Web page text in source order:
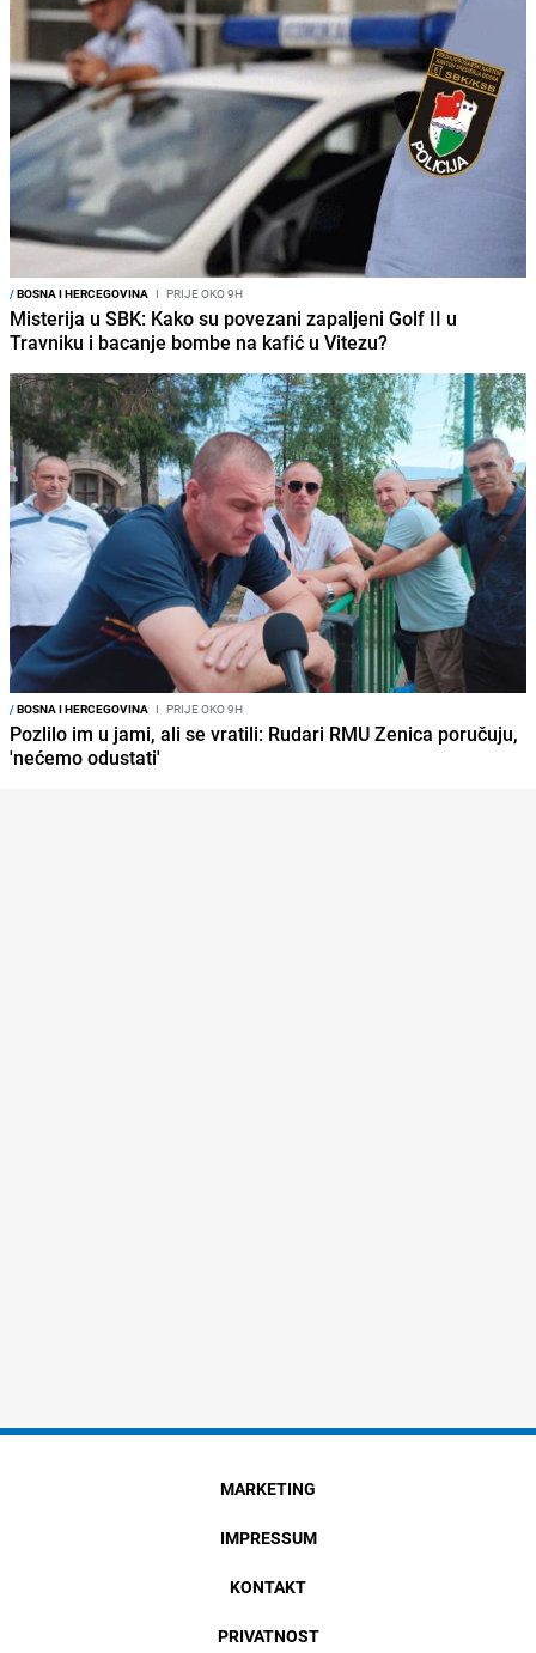
/BOSNA I HERCEGOVINA I PRIJE OKO 9H
Misterija u SBK: Kako su povezani zapaljeni Golf II u
Travniku i bacanje bombe na kafić u Vitezu?
/BOSNA I HERCEGOVINA I PRIJE OKO 9H
Pozlilo im u jami, ali se vratili: Rudari RMU Zenica poručuju,
'nećemo odustati'
MARKETING
IMPRESSUM
KONTAKT
PRIVATNOST